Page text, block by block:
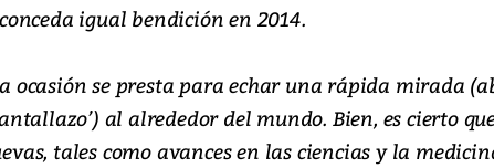
igual bendición en 2014.
ocasión se presta para echar una rápida mirada
al alrededor del mundo. Bien, es cierto
tales como avances en las ciencias y la